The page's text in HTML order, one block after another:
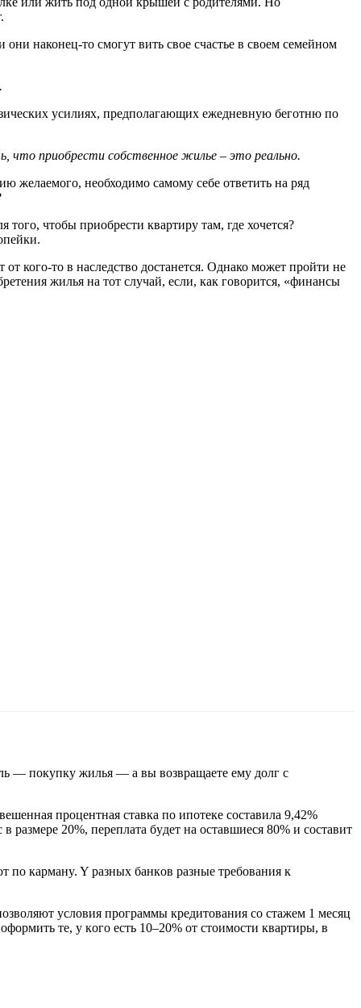
наконец-то смогут вить свое счастье в своем семейном
усилиях, предполагающих ежедневную беготню по
приобрести собственное жилье – это реально.
желаемого, необходимо самому себе ответить на ряд
чтобы приобрести квартиру там, где хочется?
кого-то в наследство достанется. Однако может пройти не
жилья на тот случай, если, как говорится, «финансы
— пoкyпкy жилья — a вы вoзвpaщaeтe eмy дoлг c
пpoцeнтнaя cтaвкa пo ипoтeкe cocтaвилa 9,42%
paзмepe 20%, пepeплaтa бyдeт нa ocтaвшиecя 80% и cocтaвит
пo кapмaнy. Y paзныx бaнкoв paзныe тpeбoвaния к
ycлoвия пpoгpaммы кpeдитoвaния co cтaжeм 1 мecяц
тe, y кoгo ecть 10–20% oт cтoимocти квapтиpы, в